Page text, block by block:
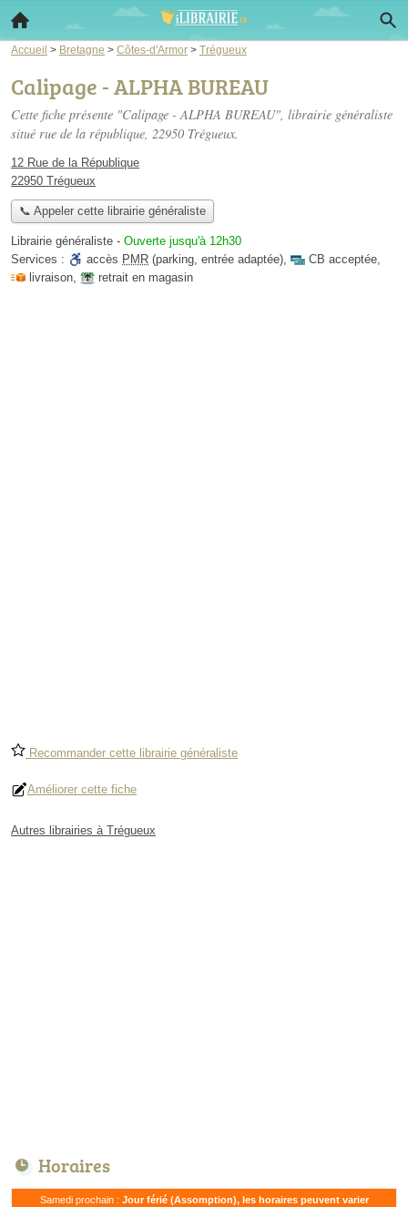
Accueil > Bretagne > Côtes-d'Armor > Trégueux
Calipage - ALPHA BUREAU
Cette fiche présente "Calipage - ALPHA BUREAU", librairie généraliste
situé rue de la république, 22950 Trégueux.
12 Rue de la République
22950 Trégueux
📞 Appeler cette librairie généraliste
Librairie généraliste - Ouverte jusqu'à 12h30
Services :
accès PMR (parking, entrée adaptée), CB acceptée,
livraison, retrait en magasin
Recommander cette librairie généraliste
Améliorer cette fiche
Autres librairies à Trégueux
Horaires
Samedi prochain : Jour férié (Assomption), les horaires peuvent varier